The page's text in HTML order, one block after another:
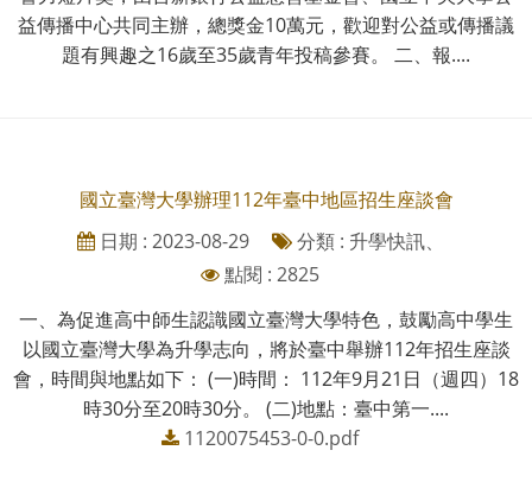
益傳播中心共同主辦，總獎金10萬元，歡迎對公益或傳播議
題有興趣之16歲至35歲青年投稿參賽。 二、報....
國立臺灣大學辦理112年臺中地區招生座談會
日期 : 2023-08-29
分類 : 升學快訊、
點閱 : 2825
一、為促進高中師生認識國立臺灣大學特色，鼓勵高中學生
以國立臺灣大學為升學志向，將於臺中舉辦112年招生座談
會，時間與地點如下： (一)時間： 112年9月21日（週四）18
時30分至20時30分。 (二)地點：臺中第一....
1120075453-0-0.pdf